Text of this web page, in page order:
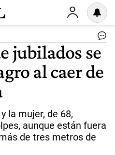
jubilados se
al caer de
la mujer, de 68,
aunque están fuera
de tres metros de